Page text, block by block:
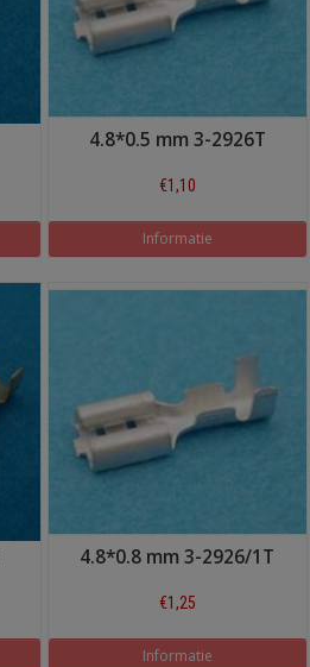
4.8*0.5 mm 3-2926T
€1,10
Informatie
4.8*0.8 mm 3-2926/1T
€1,25
Informatie